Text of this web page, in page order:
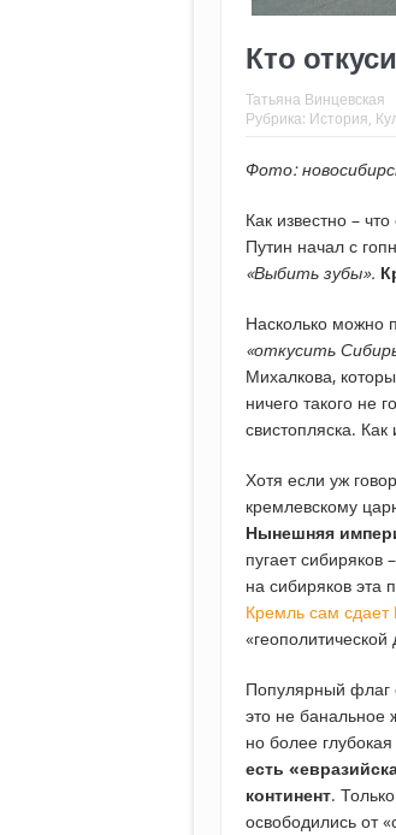
Кто
Татьяна Винцевская
Рубрика: История
Фото:
Как известно –
Путин начал с
«Выбить зубы».
Насколько можно
«откусить
Михалкова,
ничего такого не
свистопляска.
Хотя если уж
кремлевскому
Нынешняя
пугает сибиряков
на сибиряков эта
Кремль сам
Популярный флаг
это не банальное
но более
есть
континент.
освободились от